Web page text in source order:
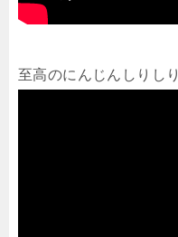
至高のにんじんしりしり